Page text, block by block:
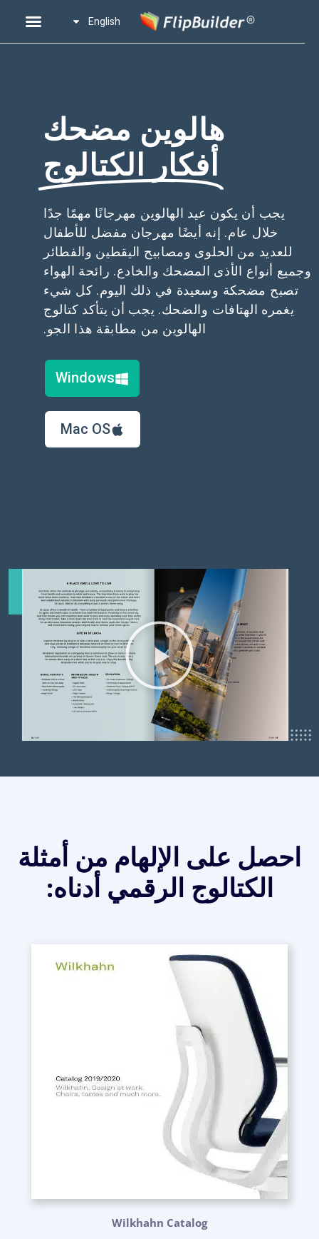
English
هالوين مضحك
أفكار الكتالوج
يجب أن يكون عيد الهالوين مهرجانًا مهمًا جدًا
خلال عام. إنه أيضًا مهرجان مفضل للأطفال
للعديد من الحلوى ومصابيح اليقطين والفطائر
وجميع أنواع الأذى المضحك والخادع. رائحة الهواء
تصبح مضحكة وسعيدة في ذلك اليوم. كل شيء
يغمره الهتافات والضحك. يجب أن يتأكد كتالوج
الهالوين من مطابقة هذا الجو.
Windows
Mac OS
احصل على الإلهام من أمثلة
الكتالوج الرقمي أدناه:
Wilkhahn Catalog